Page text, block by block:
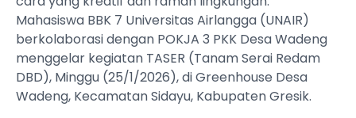
Mahasiswa BBK 7 Universitas Airlangga (UNAIR)
berkolaborasi dengan POKJA 3 PKK Desa Wadeng
menggelar kegiatan TASER (Tanam Serai Redam
DBD), Minggu (25/1/2026), di Greenhouse Desa
Wadeng, Kecamatan Sidayu, Kabupaten Gresik.